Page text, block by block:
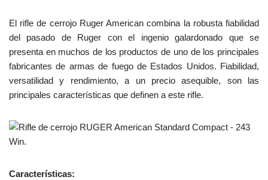
El rifle de cerrojo Ruger American combina la robusta fiabilidad
del pasado de Ruger con el ingenio galardonado que se
presenta en muchos de los productos de uno de los principales
fabricantes de armas de fuego de Estados Unidos. Fiabilidad,
versatilidad y rendimiento, a un precio asequible, son las
principales características que definen a este rifle.
Características: